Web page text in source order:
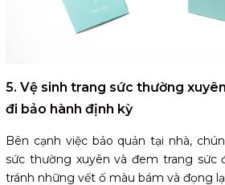
5. Vệ sinh trang sức thường
đi bảo hành định kỳ
Bên cạnh việc bảo quản tại nhà,
sức thường xuyên và đem trang sức
tránh những vết ố màu bám và đọng